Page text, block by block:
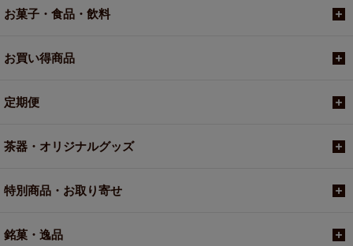
お菓子・食品・飲料
お買い得商品
定期便
茶器・オリジナルグッズ
特別商品・お取り寄せ
銘菓・逸品